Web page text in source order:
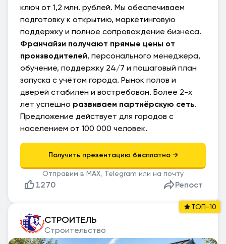
ключ от 1,2 млн. рублей. Мы обеспечиваем
подготовку к открытию, маркетинговую
поддержку и полное сопровождение бизнеса.
Франчайзи получают прямые цены от
производителей, персонального менеджера,
обучение, поддержку 24/7 и пошаговый план
запуска с учётом города. Рынок полов и
дверей стабилен и востребован. Более 2-х
лет успешно развиваем партнёрскую сеть.
Предложение действует для городов с
населением от 100 000 человек.
Отправим в MAX, Telegram или на почту
Репост
1270
СТРОИТЕЛЬ
Строительство
ТОП-10